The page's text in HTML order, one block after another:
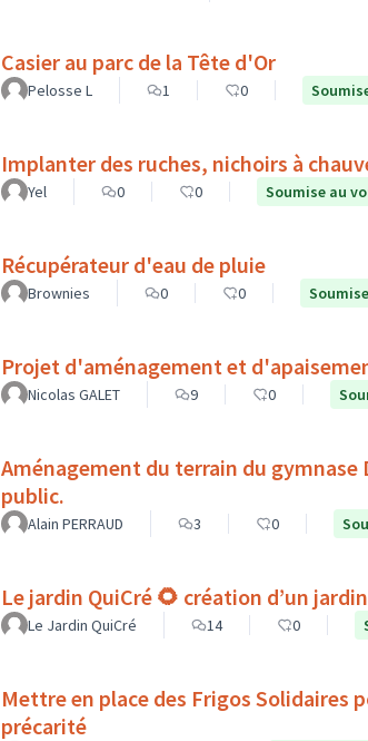
Casier au parc de la Tête d'Or
Pelosse L 1 0
Implanter des ruches, nichoirs à
Yel 0 0 Soumise au
Récupérateur d'eau de pluie
Brownies 0 0
Projet d'aménagement et
Nicolas GALET 9 0
Aménagement du terrain du
public.
Alain PERRAUD 3 0
Le jardin QuiCré 🌻 création d’un
Le Jardin QuiCré 14 0
Mettre en place des Frigos
précarité